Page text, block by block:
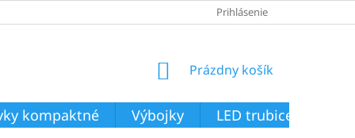
Prihlásenie
NÁKUPNÝ
Prázdny košík
kompaktné Výbojky LED trubice